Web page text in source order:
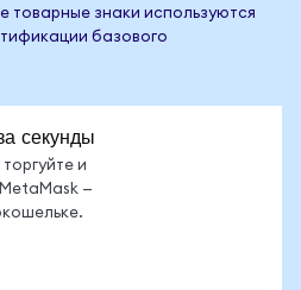
товарные знаки используются
базового
секунды
и
—